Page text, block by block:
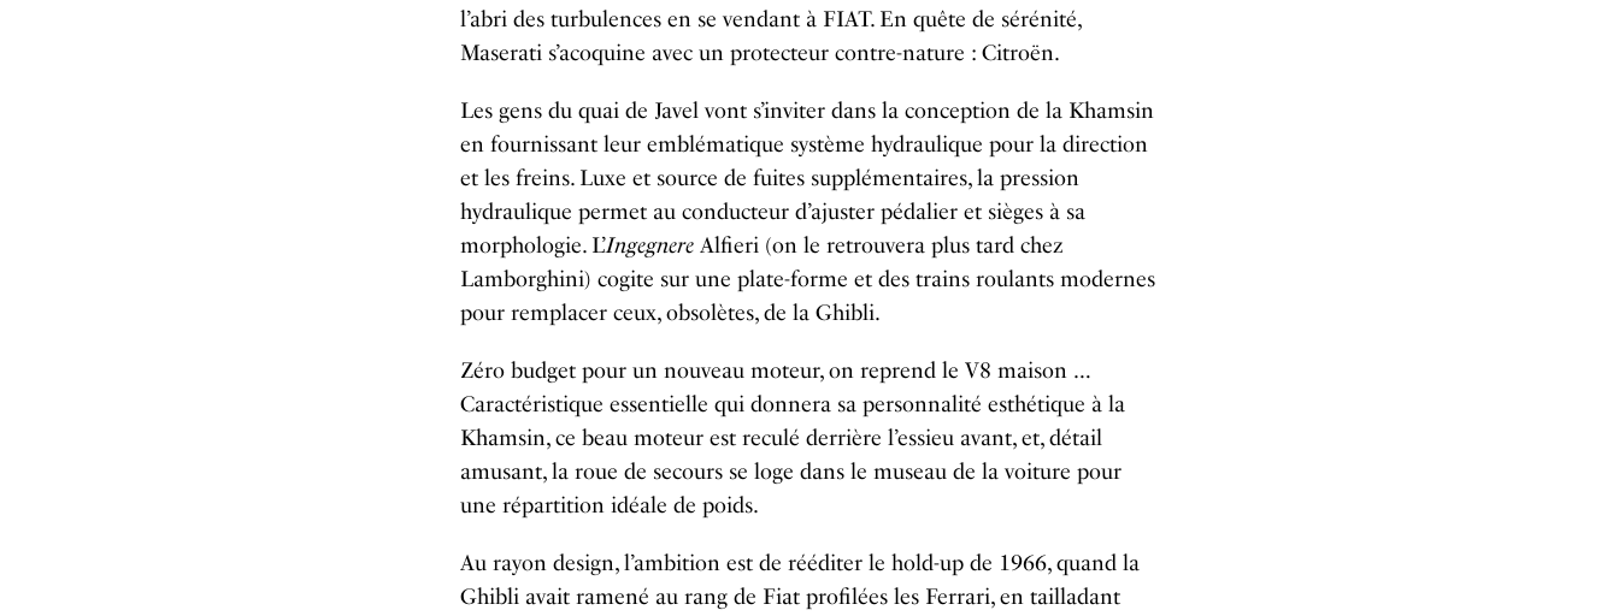
l’abri des turbulences en se vendant à FIAT. En quête de sérénité,
Maserati s’acoquine avec un protecteur contre-nature : Citroën.
Les gens du quai de Javel vont s’inviter dans la conception de la Khamsin
en fournissant leur emblématique système hydraulique pour la direction
et les freins. Luxe et source de fuites supplémentaires, la pression
hydraulique permet au conducteur d’ajuster pédalier et sièges à sa
morphologie. L’Ingegnere Alfieri (on le retrouvera plus tard chez
Lamborghini) cogite sur une plate-forme et des trains roulants modernes
pour remplacer ceux, obsolètes, de la Ghibli.
Zéro budget pour un nouveau moteur, on reprend le V8 maison …
Caractéristique essentielle qui donnera sa personnalité esthétique à la
Khamsin, ce beau moteur est reculé derrière l’essieu avant, et, détail
amusant, la roue de secours se loge dans le museau de la voiture pour
une répartition idéale de poids.
Au rayon design, l’ambition est de rééditer le hold-up de 1966, quand la
Ghibli avait ramené au rang de Fiat profilées les Ferrari, en tailladant